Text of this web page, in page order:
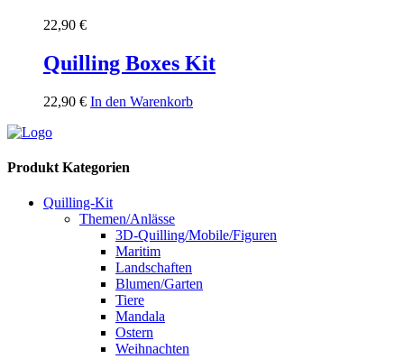
22,90 €
Quilling Boxes Kit
22,90 € In den Warenkorb
Produkt Kategorien
Quilling-Kit
Themen/Anlässe
3D-Quilling/Mobile/Figuren
Maritim
Landschaften
Blumen/Garten
Tiere
Mandala
Ostern
Weihnachten